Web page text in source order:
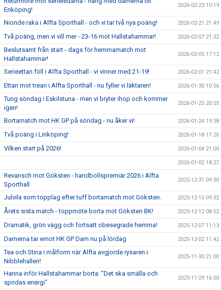
Enköping!
2026-02-23 10:19
Nionde raka i Alfta Sporthall - och vi tar två nya poäng! 2026-02-21 21:49
Två poäng, men vi vill mer - 23-16 mot Hallstahammar! 2026-02-07 21:32
Beslutsamt från start - dags för hemmamatch mot
Hallstahammar!
2026-02-05 17:12
Serieettan föll i Alfta Sporthall - vi vinner med 21-19! 2026-02-01 21:42
Ettan mot trean i Alfta Sporthall - nu fyller vi läktaren! 2026-01-30 10:56
Tung söndag i Eskilstuna - men vi bryter ihop och kommer
igen!
2026-01-25 20:55
Bortamatch mot HK GP på söndag - nu åker vi! 2026-01-24 19:38
Två poäng i Linköping! 2026-01-18 17:26
Vilken start på 2026! 2026-01-04 21:00
2026-01-02 18:27
Revansch mot Göksten - handbollspremiär 2026 i Alfta
Sporthall
2025-12-31 09:30
Julvila som topplag efter tuff bortamatch mot Göksten. 2025-12-15 09:32
Årets sista match - toppmöte borta mot Göksten BK! 2025-12-12 08:52
Dramatik, grön vägg och fortsatt obesegrade hemma! 2025-12-07 11:13
Damerna tar emot HK GP Dam nu på lördag 2025-12-02 11:42
Tea och Stina i målform när Alfta avgjorde rysaren i
Nibblehallen!
2025-11-30 21:00
Hanna inför Hallstahammar borta: "Det ska smälla och
spridas energi"
2025-11-29 16:00